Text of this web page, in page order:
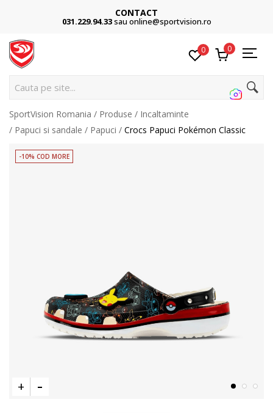
CONTACT
031.229.94.33sau online@sportvision.ro
0 0
C
SportVision Romania Produse
Incaltaminte
Papuci si sandale
Papuci Crocs Papuci Pokémon Classic
-10% COD MORE